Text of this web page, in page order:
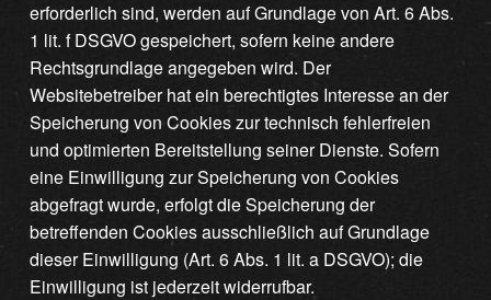
erforderlich sind, werden auf Grundlage von Art. 6 Abs.
1 lit. f DSGVO gespeichert, sofern keine andere
Rechtsgrundlage angegeben wird. Der
Websitebetreiber hat ein berechtigtes Interesse an der
Speicherung von Cookies zur technisch fehlerfreien
und optimierten Bereitstellung seiner Dienste. Sofern
eine Einwilligung zur Speicherung von Cookies
abgefragt wurde, erfolgt die Speicherung der
betreffenden Cookies ausschließlich auf Grundlage
dieser Einwilligung (Art. 6 Abs. 1 lit. a DSGVO); die
Einwilligung ist jederzeit widerrufbar.